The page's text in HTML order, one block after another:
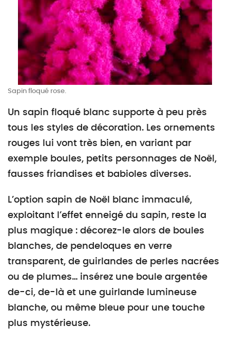
Sapin floqué rose.
Un sapin floqué blanc supporte à peu près
tous les styles de décoration. Les ornements
rouges lui vont très bien, en variant par
exemple boules, petits personnages de Noël,
fausses friandises et babioles diverses.
L’option sapin de Noël blanc immaculé,
exploitant l’effet enneigé du sapin, reste la
plus magique : décorez-le alors de boules
blanches, de pendeloques en verre
transparent, de guirlandes de perles nacrées
ou de plumes… insérez une boule argentée
de-ci, de-là et une guirlande lumineuse
blanche, ou même bleue pour une touche
plus mystérieuse.